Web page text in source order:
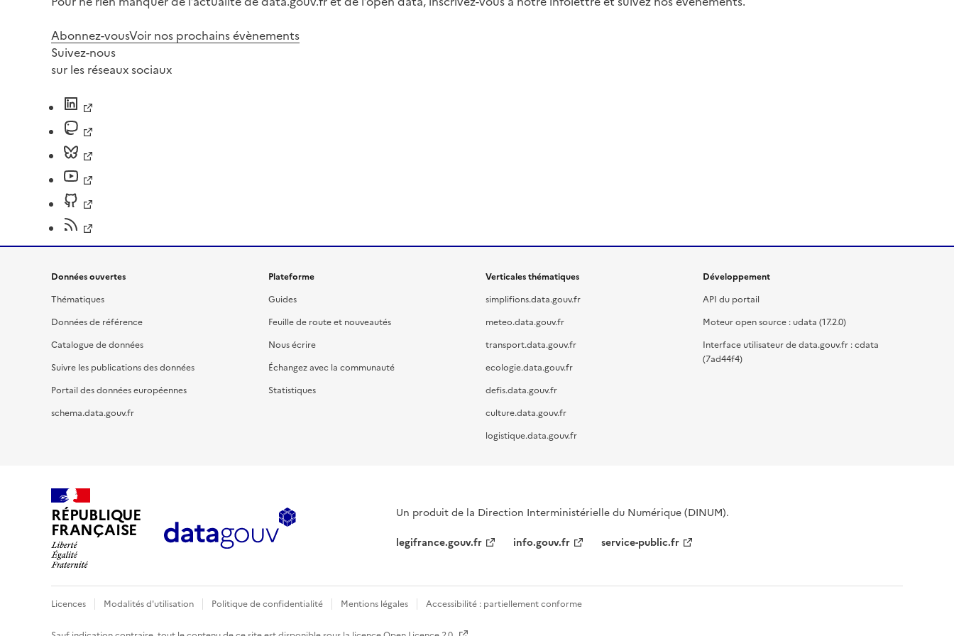
Abonnez-vousVoir nos prochains évènements
Suivez-nous
sur les réseaux sociaux
Données ouvertes
Thématiques
Données de référence
Catalogue de données
Suivre les publications des données
Portail des données européennes
schema.data.gouv.fr
Plateforme
Guides
Feuille de route et nouveautés
Nous écrire
Échangez avec la communauté
Statistiques
Verticales thématiques
simplifions.data.gouv.fr
meteo.data.gouv.fr
transport.data.gouv.fr
ecologie.data.gouv.fr
defis.data.gouv.fr
culture.data.gouv.fr
logistique.data.gouv.fr
Développement
API du portail
Moteur open source : udata (17.2.0)
Interface utilisateur de data.gouv.fr : cdata
(7ad44f4)
RÉPUBLIQUE
FRANÇAISE
Un produit de la Direction Interministérielle du Numérique (DINUM).
legifrance.gouv.fr
info.gouv.fr service-public.fr
Licences Modalités d'utilisation Politique de confidentialité Mentions légales Accessibilité : partiellement conforme